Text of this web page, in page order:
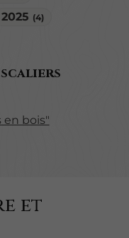
2025 (4)
en bois"
et